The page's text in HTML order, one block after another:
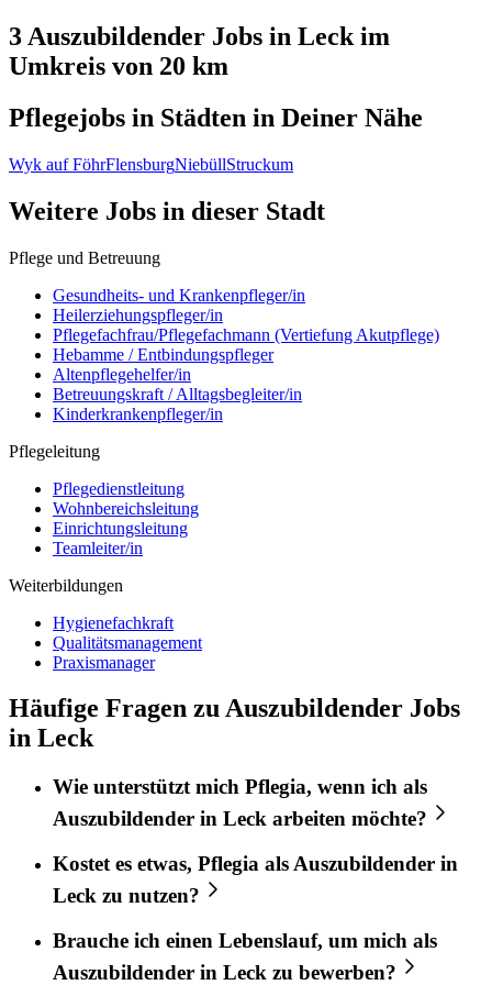
3 Auszubildender Jobs in Leck im
Umkreis von 20 km
Pflegejobs in Städten in Deiner Nähe
Wyk auf FöhrFlensburgNiebüllStruckum
Weitere Jobs in dieser Stadt
Pflege und Betreuung
Gesundheits- und Krankenpfleger/in
Heilerziehungspfleger/in
Pflegefachfrau/Pflegefachmann (Vertiefung Akutpflege)
Hebamme / Entbindungspfleger
Altenpflegehelfer/in
Betreuungskraft / Alltagsbegleiter/in
Kinderkrankenpfleger/in
Pflegeleitung
Pflegedienstleitung
Wohnbereichsleitung
Einrichtungsleitung
Teamleiter/in
Weiterbildungen
Hygienefachkraft
Qualitätsmanagement
Praxismanager
Häufige Fragen zu Auszubildender Jobs
in Leck
Wie unterstützt mich Pflegia, wenn ich als
Auszubildender in Leck arbeiten möchte?
Kostet es etwas, Pflegia als Auszubildender in
Leck zu nutzen?
Brauche ich einen Lebenslauf, um mich als
Auszubildender in Leck zu bewerben?